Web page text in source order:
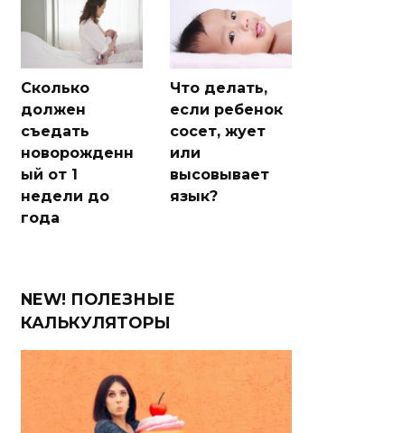
Сколько
должен
съедать
новорожденн
ый от 1
недели до
года
Что делать,
если ребенок
сосет, жует
или
высовывает
язык?
NEW! ПОЛЕЗНЫЕ
КАЛЬКУЛЯТОРЫ